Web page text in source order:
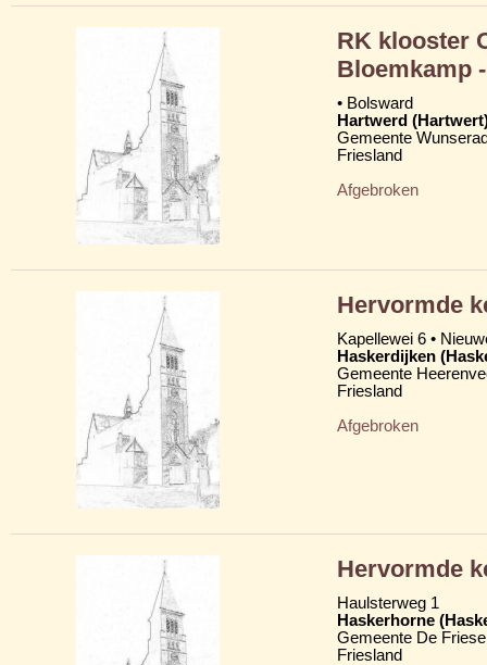
RK klooster
Bloemkamp
• Bolsward
Hartwerd
Gemeente
Friesland
Afgebroken
Hervormde
Kapellewei 6 •
Haskerdijken
Gemeente
Friesland
Afgebroken
Hervormde
Haulsterweg 1
Haskerhorne
Gemeente De
Friesland